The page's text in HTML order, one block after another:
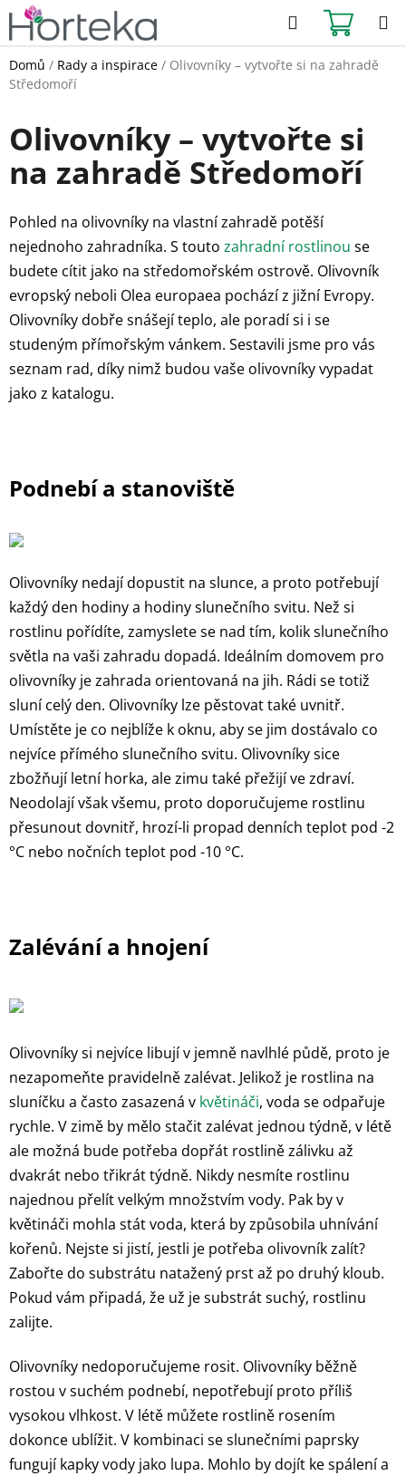
Přejít
na
obsah
Hledat
KOŠÍK
Domů / Rady a inspirace / Olivovníky – vytvořte si na zahradě
Středomoří
Olivovníky – vytvořte si
na zahradě Středomoří
Pohled na olivovníky na vlastní zahradě potěší
nejednoho zahradníka. S touto zahradní rostlinou se
budete cítit jako na středomořském ostrově. Olivovník
evropský neboli Olea europaea pochází z jižní Evropy.
Olivovníky dobře snášejí teplo, ale poradí si i se
studeným přímořským vánkem. Sestavili jsme pro vás
seznam rad, díky nimž budou vaše olivovníky vypadat
jako z katalogu.
Podnebí a stanoviště
Olivovníky nedají dopustit na slunce, a proto potřebují
každý den hodiny a hodiny slunečního svitu. Než si
rostlinu pořídíte, zamyslete se nad tím, kolik slunečního
světla na vaši zahradu dopadá. Ideálním domovem pro
olivovníky je zahrada orientovaná na jih. Rádi se totiž
sluní celý den. Olivovníky lze pěstovat také uvnitř.
Umístěte je co nejblíže k oknu, aby se jim dostávalo co
nejvíce přímého slunečního svitu. Olivovníky sice
zbožňují letní horka, ale zimu také přežijí ve zdraví.
Neodolají však všemu, proto doporučujeme rostlinu
přesunout dovnitř, hrozí-li propad denních teplot pod -2
°C nebo nočních teplot pod -10 °C.
Zalévání a hnojení
Olivovníky si nejvíce libují v jemně navlhlé půdě, proto je
nezapomeňte pravidelně zalévat. Jelikož je rostlina na
sluníčku a často zasazená v květináči, voda se odpařuje
rychle. V zimě by mělo stačit zalévat jednou týdně, v létě
ale možná bude potřeba dopřát rostlině zálivku až
dvakrát nebo třikrát týdně. Nikdy nesmíte rostlinu
najednou přelít velkým množstvím vody. Pak by v
květináči mohla stát voda, která by způsobila uhnívání
kořenů. Nejste si jistí, jestli je potřeba olivovník zalít?
Zabořte do substrátu natažený prst až po druhý kloub.
Pokud vám připadá, že už je substrát suchý, rostlinu
zalijte.
Olivovníky nedoporučujeme rosit. Olivovníky běžně
rostou v suchém podnebí, nepotřebují proto příliš
vysokou vlhkost. V létě můžete rostlině rosením
dokonce ublížit. V kombinaci se slunečními paprsky
fungují kapky vody jako lupa. Mohlo by dojít ke spálení a